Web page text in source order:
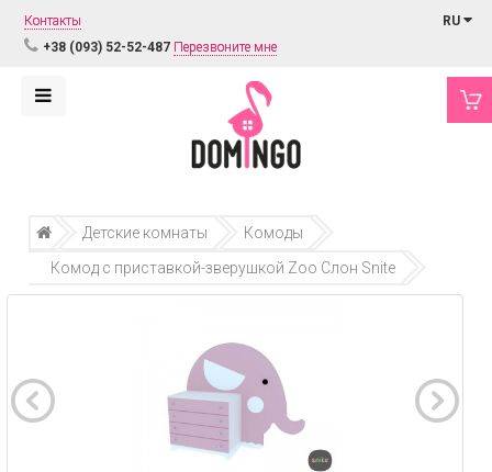
Контакты
+38 (093) 52-52-487 Перезвоните мне
RU
Детские комнаты
Комоды
Комод с приставкой-зверушкой Zoo Слон Snite